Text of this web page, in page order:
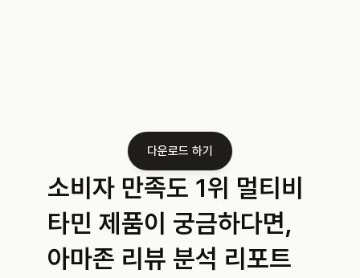
소비자 만족도 1위 멀티비
타민 제품이 궁금하다면,
아마존 리뷰 분석 리포트
다운로드 하기